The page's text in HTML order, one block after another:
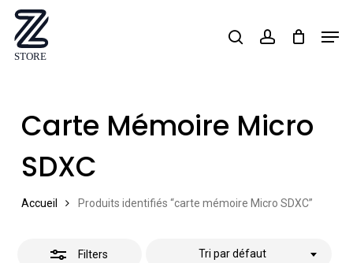
Skip
main
searchaccount
Carte Mémoire Micro
SDXC
Accueil Produits identifiés “carte mémoire Micro SDXC”
Filters Tri par défaut
Close